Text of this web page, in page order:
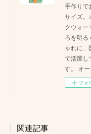
手作りで
サイズ。
クウォー
ろを明る
ゃれに、
で活躍し
す。 オー
フォ
関連記事